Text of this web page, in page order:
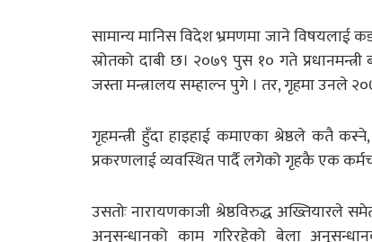
सामान्य मानिस विदेश भ्रमणमा जाने विषयलाई
स्रोतको दाबी छ। २०७९ पुस १० गते
जस्ता मन्त्रालय सम्हाल्न पुगे । तर, गृहमा उनले
गृहमन्त्री हुँदा हाइहाई कमाएका श्रेष्ठले कतै
प्रकरणलाई व्यवस्थित पार्दै लगेको गृहकै एक
उसतोः नारायणकाजी श्रेष्ठविरुद्ध अख्तियारले
अनुसन्धानको काम गरिरहेको बेला